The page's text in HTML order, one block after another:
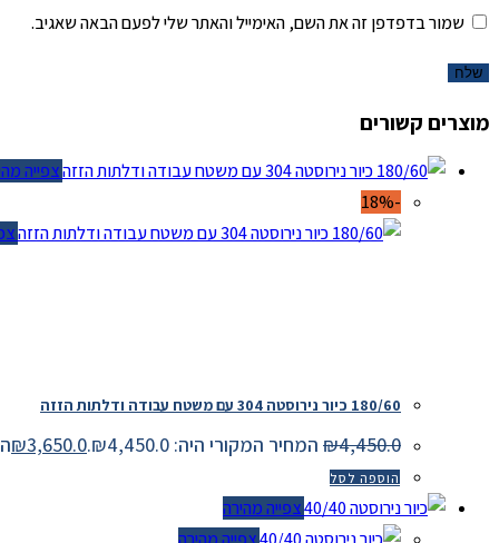
שמור בדפדפן זה את השם, האימייל והאתר שלי לפעם הבאה שאגיב.
מוצרים קשורים
צפייה
180/60 כיור נירוסטה 304 עם משטח עבודה ודלתות הזזה
₪4,450.0 המחיר המקורי היה: ₪4,450.0. ₪3,650.0
הוספה לסל
צפייה מהירה